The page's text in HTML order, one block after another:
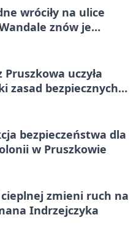
wróciły na ulice
znów je
uczyła
zasad bezpiecznych
bezpieczeństwa dla
w Pruszkowie
zmieni ruch na
Indrzejczyka